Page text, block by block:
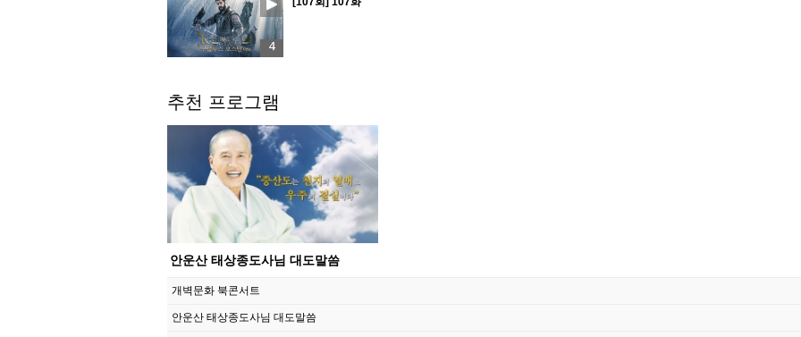
4
추천 프로그램
안운산 태상종도사님 대도말씀
개벽문화 북콘서트
안운산 태상종도사님 대도말씀